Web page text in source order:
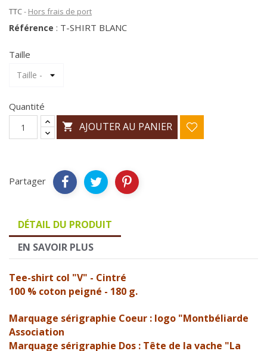
TTC Hors frais de port
Référence : T-SHIRT BLANC
Taille
Quantité
 AJOUTER AU PANIER
Partager
DÉTAIL DU PRODUIT
EN SAVOIR PLUS
Tee-shirt col "V" - Cintré
100 % coton peigné - 180 g.
Marquage sérigraphie Coeur : logo "Montbéliarde
Association
Marquage sérigraphie Dos : Tête de la vache "La